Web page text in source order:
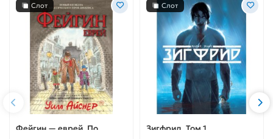
Слот
Фейгин — еврей. По
Слот
Зигфрид. Том 1.